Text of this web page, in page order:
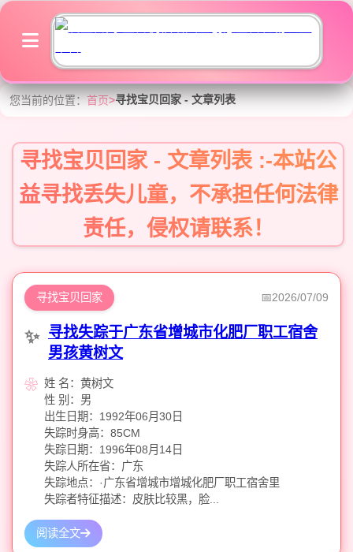
您当前的位置：首页>寻找宝贝回家 - 文章列表
寻找宝贝回家 - 文章列表 :-本站公
益寻找丢失儿童，不承担任何法律
责任，侵权请联系！
寻找宝贝回家 2026/07/09
寻找失踪于广东省增城市化肥厂职工宿舍
男孩黄树文
姓 名：黄树文
性 别：男
出生日期：1992年06月30日
失踪时身高：85CM
失踪日期：1996年08月14日
失踪人所在省：广东
失踪地点：·广东省增城市增城化肥厂职工宿舍里
失踪者特征描述：皮肤比较黑，脸...
阅读全文